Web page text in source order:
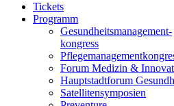
Tickets
Programm
Gesundheitsmanagement-
kongress
Forum Medizin &
Hauptstadtforum
Satellitensymposien